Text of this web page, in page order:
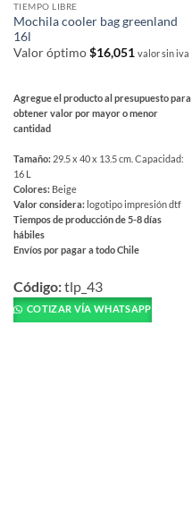
TIEMPO LIBRE
Mochila cooler bag greenland
16l
Valor óptimo$16,051 valor sin iva
Agregue el producto al presupuesto para
obtener valor por mayor o menor
cantidad
Tamaño: 29.5 x 40 x 13.5 cm. Capacidad:
16 L
Colores: Beige
Valor considera: logotipo impresión dtf
Tiempos de producción de 5-8 días
hábiles
Envíos por pagar a todo Chile
producto
tiene
múltiples
Código:tlp_43
COTIZAR VÍA WHATSAPP